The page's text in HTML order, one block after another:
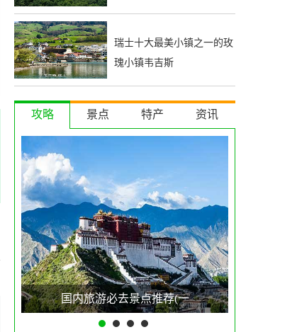
瑞士十大最美小镇之一的玫
瑰小镇韦吉斯
攻略 景点 特产 资讯
国内旅游必去景点推荐(一